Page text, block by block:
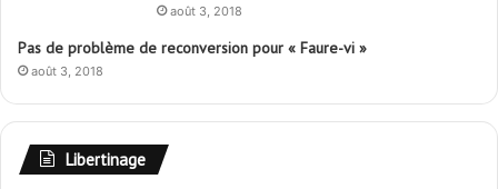
août 3, 2018
Pas de problème de reconversion pour « Faure-vi »
août 3, 2018
Libertinage